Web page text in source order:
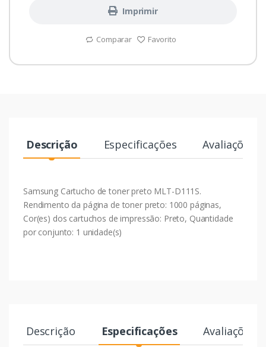
Imprimir
Comparar Favorito
Descrição Especificações Avaliações
Samsung Cartucho de toner preto MLT-D111S.
Rendimento da página de toner preto: 1000 páginas,
Cor(es) dos cartuchos de impressão: Preto, Quantidade
por conjunto: 1 unidade(s)
Descrição Especificações Avaliações